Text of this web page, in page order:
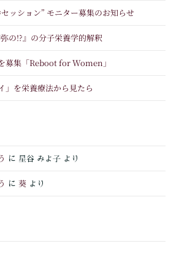
ッション” モニター募集のお知らせ
の!?』の分子栄養学的解釈
募集「Reboot for Women」
」を栄養療法から見たら
に 星谷 みよ子 より
に葵 より